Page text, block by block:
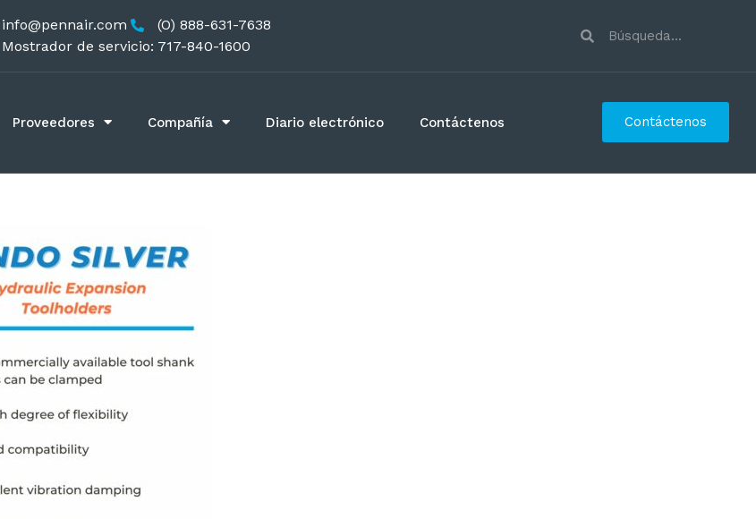
info@pennair.com
(O) 888-631-7638
Mostrador de servicio: 717-840-1600
Proveedores Compañía Diario electrónico Contáctenos Contáctenos